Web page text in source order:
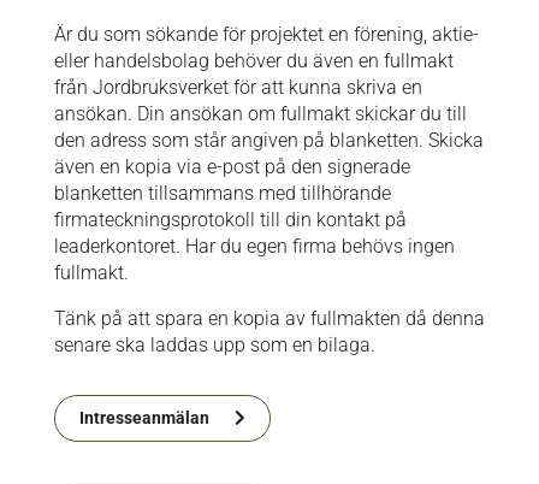
Är du som sökande för projektet en förening, aktie-
eller handelsbolag behöver du även en fullmakt
från Jordbruksverket för att kunna skriva en
ansökan. Din ansökan om fullmakt skickar du till
den adress som står angiven på blanketten. Skicka
även en kopia via e-post på den signerade
blanketten tillsammans med tillhörande
firmateckningsprotokoll till din kontakt på
leaderkontoret. Har du egen firma behövs ingen
fullmakt.
Tänk på att spara en kopia av fullmakten då denna
senare ska laddas upp som en bilaga.
Intresseanmälan